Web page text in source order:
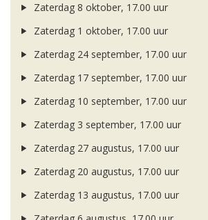
Zaterdag 8 oktober, 17.00 uur
Zaterdag 1 oktober, 17.00 uur
Zaterdag 24 september, 17.00 uur
Zaterdag 17 september, 17.00 uur
Zaterdag 10 september, 17.00 uur
Zaterdag 3 september, 17.00 uur
Zaterdag 27 augustus, 17.00 uur
Zaterdag 20 augustus, 17.00 uur
Zaterdag 13 augustus, 17.00 uur